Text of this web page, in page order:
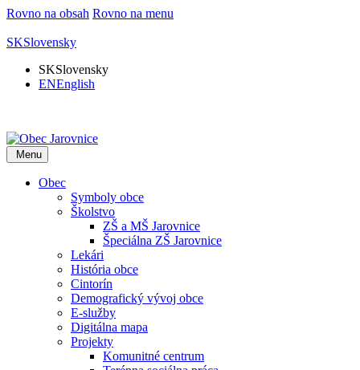
Rovno na obsah Rovno na menu
SKSlovensky
SKSlovensky
ENEnglish
Menu
Obec
Symboly obce
Školstvo
ZŠ a MŠ Jarovnice
Špeciálna ZŠ Jarovnice
Lekári
História obce
Cintorín
Demografický vývoj obce
E-služby
Digitálna mapa
Projekty
Komunitné centrum